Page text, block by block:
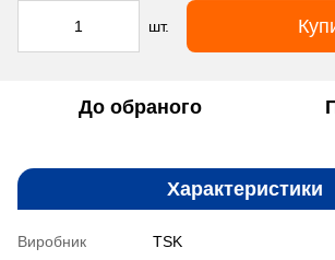
шт.
До обраного
Характеристики
Виробник
TSK